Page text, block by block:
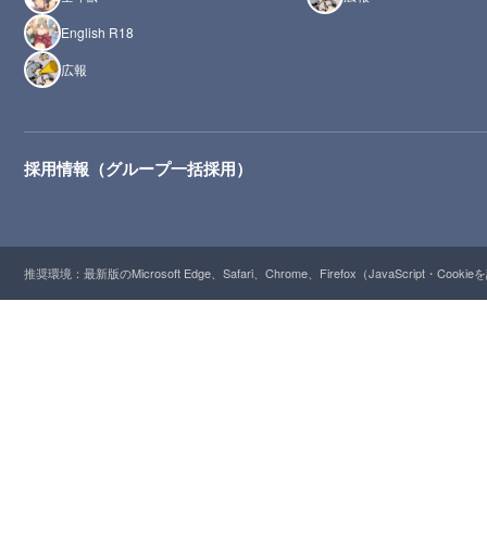
English R18
広報
採用情報（グループ一括採用）
推奨環境：最新版のMicrosoft Edge、Safari、Chrome、Firefox（JavaScript・Cookie